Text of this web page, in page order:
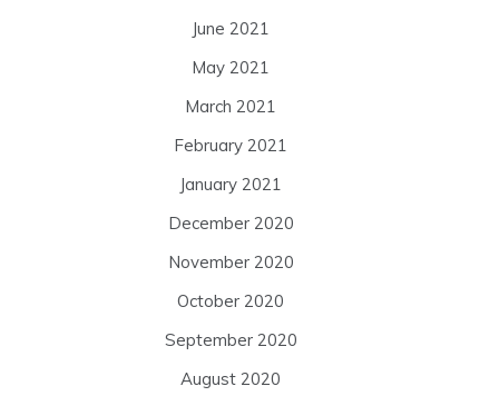
June 2021
May 2021
March 2021
February 2021
January 2021
December 2020
November 2020
October 2020
September 2020
August 2020